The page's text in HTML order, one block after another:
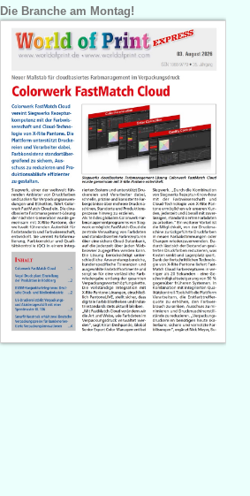
Die Branche am Montag!